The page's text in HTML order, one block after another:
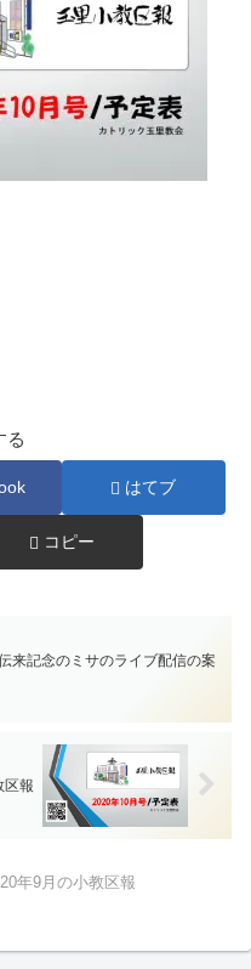
る
はてブ
コピー
来記念のミサのライブ配信の案
区報
年9月の小教区報